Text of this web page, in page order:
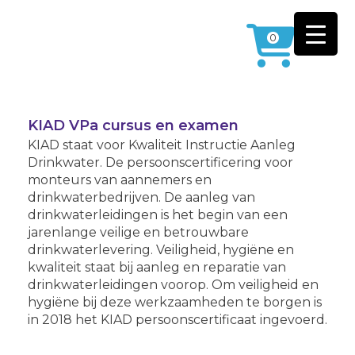
0
KIAD VPa cursus en examen
KIAD staat voor Kwaliteit Instructie Aanleg
Drinkwater. De persoonscertificering voor
monteurs van aannemers en
drinkwaterbedrijven. De aanleg van
drinkwaterleidingen is het begin van een
jarenlange veilige en betrouwbare
drinkwaterlevering. Veiligheid, hygiëne en
kwaliteit staat bij aanleg en reparatie van
drinkwaterleidingen voorop. Om veiligheid en
hygiëne bij deze werkzaamheden te borgen is
in 2018 het KIAD persoonscertificaat ingevoerd.